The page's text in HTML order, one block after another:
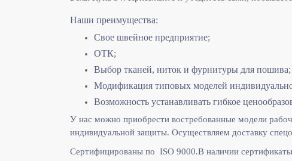
Наши преимущества:
Свое швейное предприятие;
ОТК;
Выбор тканей, ниток и фурнитуры для пошива;
Модификация типовых моделей индивидуально
Возможность устанавливать гибкое
У нас можно приобрести востребованные модели
индивидуальной защиты. Осуществляем доставку
Сертифицированы по ISO 9000.В наличии